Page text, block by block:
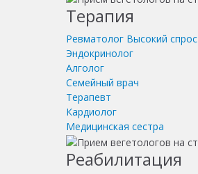
Терапия
Ревматолог Высокий спрос
Эндокринолог
Алголог
Семейный врач
Терапевт
Кардиолог
Медицинская сестра
Реабилитация